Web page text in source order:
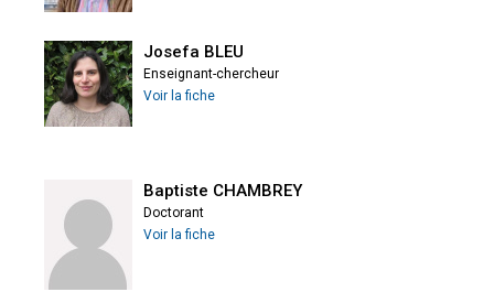
Josefa BLEU
Enseignant-chercheur
Voir la fiche
Baptiste CHAMBREY
Doctorant
Voir la fiche